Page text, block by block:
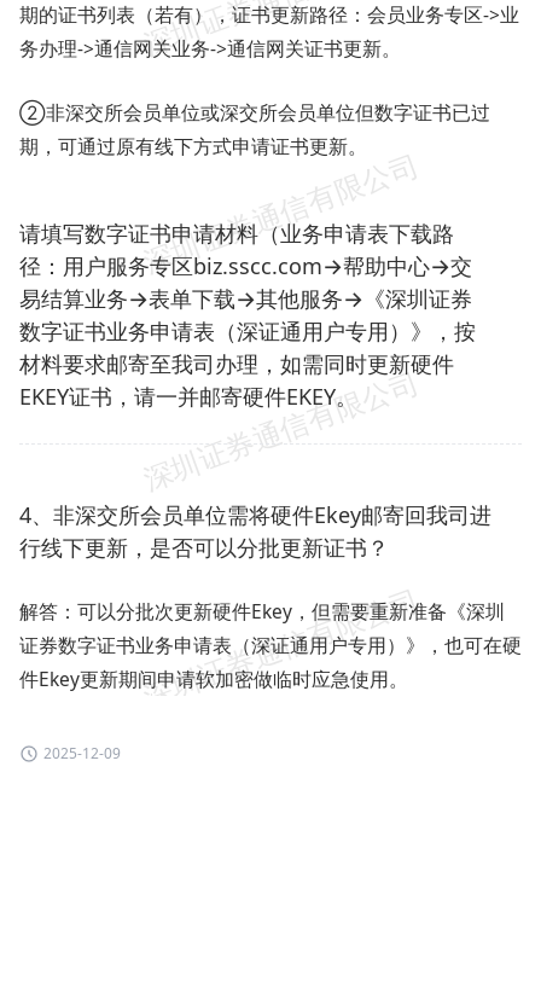
期的证书列表（若有），证书更新路径：会员业务专区->业
务办理->通信网关业务->通信网关证书更新。
②非深交所会员单位或深交所会员单位但数字证书已过
期，可通过原有线下方式申请证书更新。
请填写数字证书申请材料（业务申请表下载路
径：用户服务专区biz.sscc.com→帮助中心→交
易结算业务→表单下载→其他服务→《深圳证券
数字证书业务申请表（深证通用户专用）》，按
材料要求邮寄至我司办理，如需同时更新硬件
EKEY证书，请一并邮寄硬件EKEY。
4、非深交所会员单位需将硬件Ekey邮寄回我司进
行线下更新，是否可以分批更新证书？
解答：可以分批次更新硬件Ekey，但需要重新准备《深圳
证券数字证书业务申请表（深证通用户专用）》，也可在硬
件Ekey更新期间申请软加密做临时应急使用。
2025-12-09